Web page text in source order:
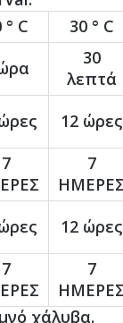
° C
30 ° C
30
λεπτά
12 ώρες
7
7
12 ώρες
7
7
χάλυβα.